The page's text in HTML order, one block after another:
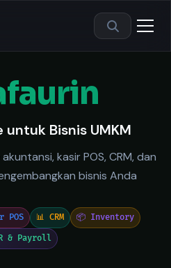
Bisnis UMKM
kasir POS, CRM, dan
bisnis Anda
POS 📊 CRM
📦 Inventory
& Payroll